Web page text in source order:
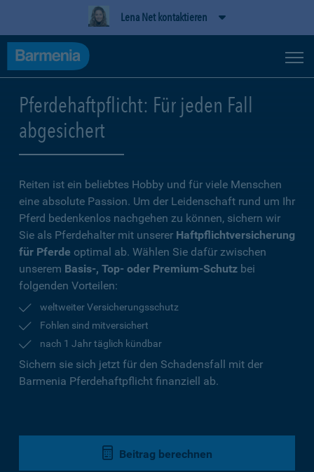
Lena Net kontaktieren
Pferdehaftpflicht: Für jeden Fall
abgesichert
Reiten ist ein beliebtes Hobby und für viele Menschen
eine absolute Passion. Um der Leidenschaft rund um Ihr
Pferd bedenkenlos nachgehen zu können, sichern wir
Sie als Pferdehalter mit unserer Haftpflichtversicherung
für Pferde optimal ab. Wählen Sie dafür zwischen
unserem Basis-, Top- oder Premium-Schutz bei
folgenden Vorteilen:
weltweiter Versicherungsschutz
Fohlen sind mitversichert
nach 1 Jahr täglich kündbar
Sichern sie sich jetzt für den Schadensfall mit der
Barmenia Pferdehaftpflicht finanziell ab.
Beitrag berechnen